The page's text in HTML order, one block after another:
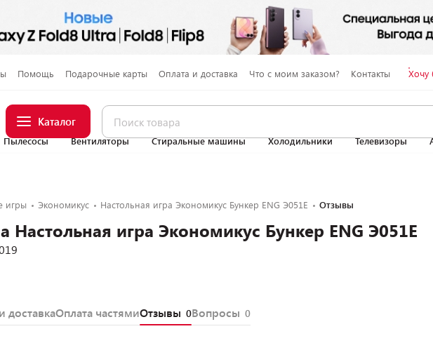
Помощь Подарочные карты Оплата и доставка Что с моим заказом? Контакты Хочу
Каталог
Пылесосы Вентиляторы Стиральные машины Холодильники Телевизоры
игры Экономикус Настольная игра Экономикус Бункер ENG Э051E Отзывы
Настольная игра Экономикус Бункер ENG Э051E
доставкаОплата частямиОтзывы 0Вопросы 0